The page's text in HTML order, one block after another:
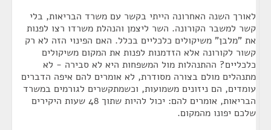
לאורך השנה האחרונה הייתי בקשר עם משרד הבריאות, בלי
קשר למשבר הקורונה. השר ליצמן והנהלת משרדו רצו לפנות
את "מלבן" משיקולים כלכליים בכלל. האם הפינוי הזה לא רק
קשור לקורונה אלא הזדמנות לפנות את המקום משיקולים
כלכליים? ההתנהלות מול המשפחות היא לא סבירה - לא
מתנהלים מולם בצורה מסודרת, לא אומרים להם איפה הדברים
עומדים, הם ניזונים משמועות, וכשמתקשרים לגורמים במשרד
הבריאות, אומרים להם: יכול להיות שתוך 48 שעות היקירים
שלכם יפונו מהמקום.